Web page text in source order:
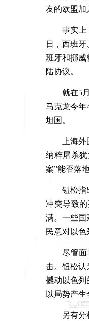
友的欧盟加
事实上
日，西班
班牙和挪威
陆协议。
就在5月
马克龙今年
坦国。
上海
纳粹屠杀
案”能否落
钮松指
冲突导致
满。一些国
民意对以
尽管
击。钮松认
撼动以色列
以局势产生
另有